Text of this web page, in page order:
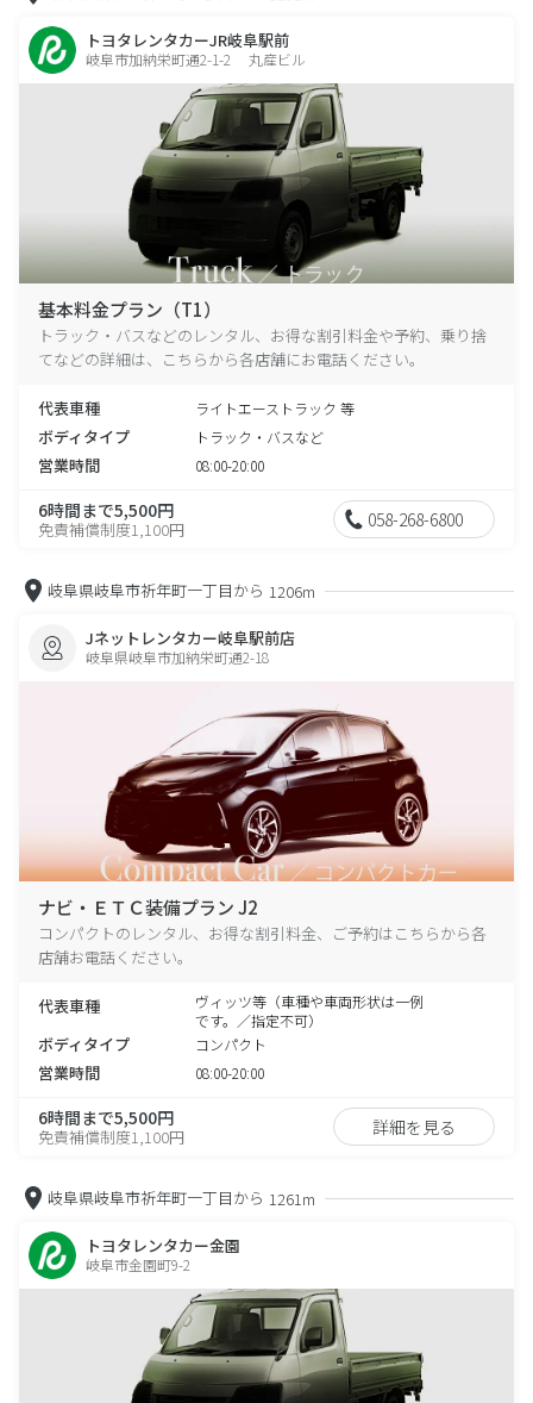
トヨタレンタカーJR岐阜駅前
岐阜市加納栄町通2-1-2 丸産ビル
基本料金プラン（T1）
トラック・バスなどのレンタル、お得な割引料金や予約、乗り捨
てなどの詳細は、こちらから各店舗にお電話ください。
代表車種 ライトエーストラック 等
ボディタイプ トラック・バスなど
営業時間 08:00-20:00
6時間まで5,500円
免責補償制度1,100円 058-268-6800
岐阜県岐阜市祈年町一丁目から 1206m
Jネットレンタカー岐阜駅前店
岐阜県岐阜市加納栄町通2-18
ナビ・ＥＴＣ装備プラン J2
コンパクトのレンタル、お得な割引料金、ご予約はこちらから各
店舗お電話ください。
代表車種
ヴィッツ等（車種や車両形状は一例
です。／指定不可）
ボディタイプ コンパクト
営業時間 08:00-20:00
6時間まで5,500円
免責補償制度1,100円 詳細を見る
岐阜県岐阜市祈年町一丁目から 1261m
トヨタレンタカー金園
岐阜市金園町9-2